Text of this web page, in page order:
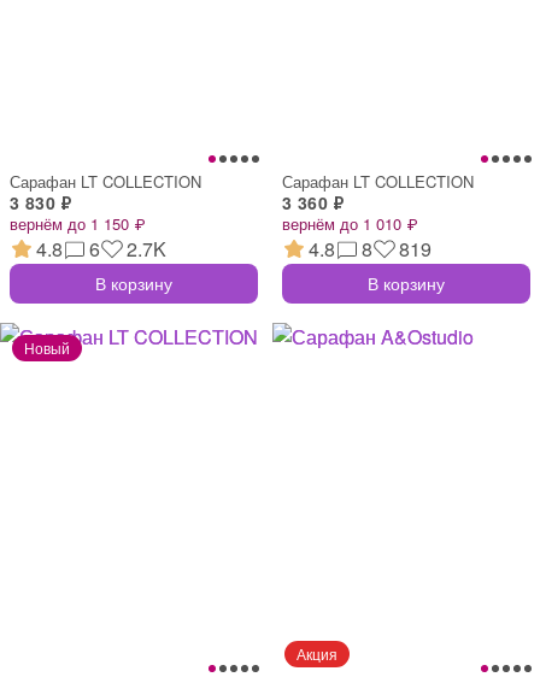
Сарафан LT COLLECTION
3 830 ₽
вернём до 1 150 ₽
4.8 6 2.7K
В корзину
Сарафан LT COLLECTION
3 360 ₽
вернём до 1 010 ₽
4.8 8 819
В корзину